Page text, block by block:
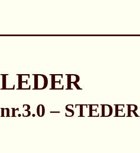
LEDER
nr.3.0 – STEDER